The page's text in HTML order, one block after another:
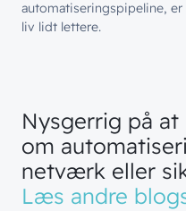
automatiseringspipeline,
liv lidt lettere.
Nysgerrig på at
om
netværk eller
Læs andre